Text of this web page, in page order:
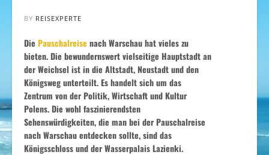
BY REISEXPERTE
Die Pauschalreise nach Warschau hat vieles zu
bieten. Die bewundernswert vielseitige Hauptstadt an
der Weichsel ist in die Altstadt, Neustadt und den
Königsweg unterteilt. Es handelt sich um das
Zentrum von der Politik, Wirtschaft und Kultur
Polens. Die wohl faszinierendsten
Sehenswürdigkeiten, die man bei der Pauschalreise
nach Warschau entdecken sollte, sind das
Königsschloss und der Wasserpalais Lazienki.